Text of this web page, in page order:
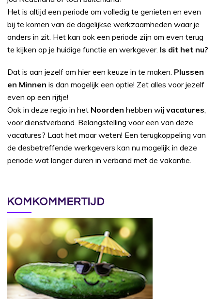
Het is altijd een periode om volledig te genieten en even
bij te komen van de dagelijkse werkzaamheden waar je
anders in zit. Het kan ook een periode zijn om even terug
te kijken op je huidige functie en werkgever. Is dit het nu?
Dat is aan jezelf om hier een keuze in te maken. Plussen
en Minnen is dan mogelijk een optie! Zet alles voor jezelf
even op een rijtje!
Ook in deze regio in het Noorden hebben wij vacatures,
voor dienstverband. Belangstelling voor een van deze
vacatures? Laat het maar weten! Een terugkoppeling van
de desbetreffende werkgevers kan nu mogelijk in deze
periode wat langer duren in verband met de vakantie.
KOMKOMMERTIJD